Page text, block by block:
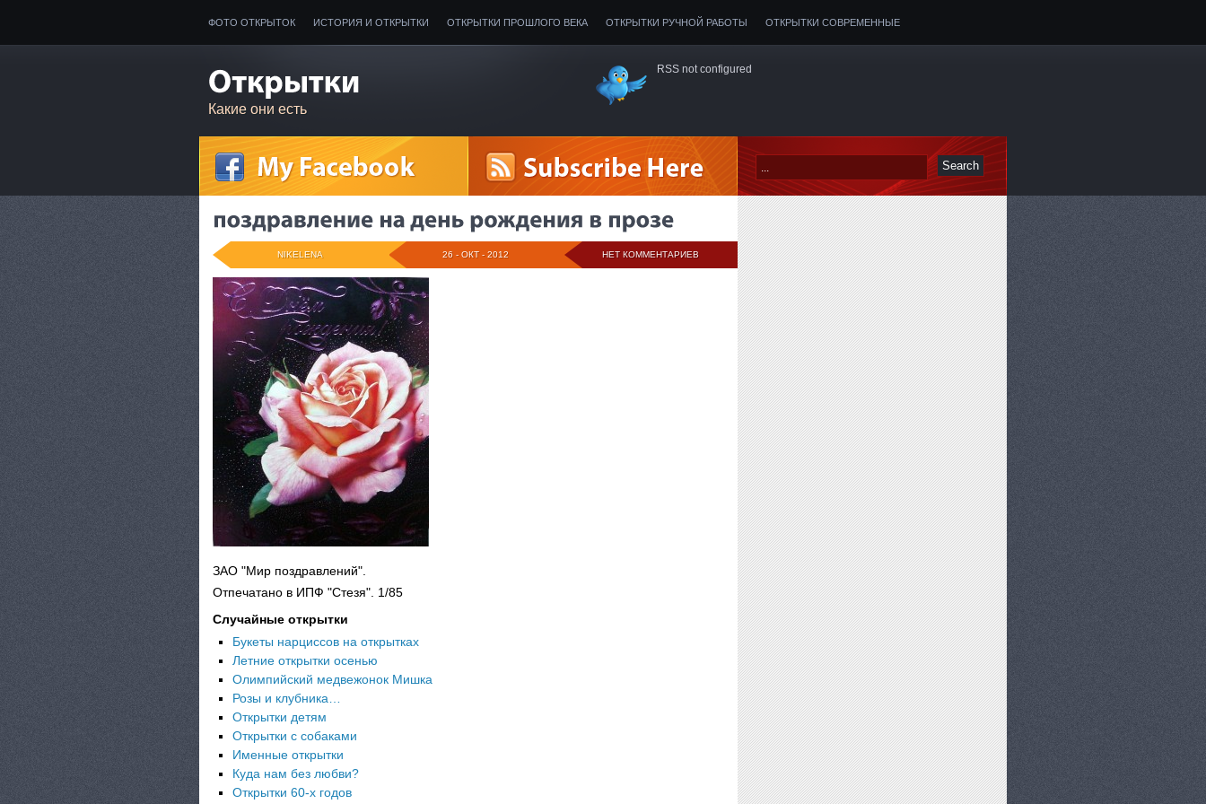
ФОТО ОТКРЫТОК ИСТОРИЯ И ОТКРЫТКИ ОТКРЫТКИ ПРОШЛОГО ВЕКА ОТКРЫТКИ РУЧНОЙ РАБОТЫ ОТКРЫТКИ СОВРЕМЕННЫЕ
Какие они есть
RSS not configured
НЕТ КОММЕНТАРИЕВ
26 - ОКТ - 2012
NIKELENA
ЗАО "Мир поздравлений".
Отпечатано в ИПФ "Стезя". 1/85
Случайные открытки
Букеты нарциссов на открытках
Летние открытки осенью
Олимпийский медвежонок Мишка
Розы и клубника…
Открытки детям
Открытки с собаками
Именные открытки
Куда нам без любви?
Открытки 60-х годов